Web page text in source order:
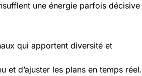
une énergie parfois décisive
qui apportent diversité et
et d’ajuster les plans en temps réel.